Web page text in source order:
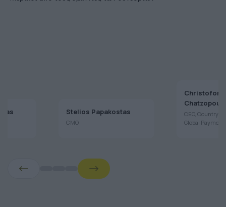
Stelios Papakostas
CEO, Country